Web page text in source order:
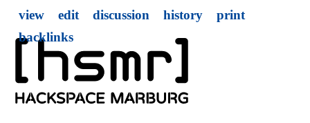
view edit discussion history
print
backlinks